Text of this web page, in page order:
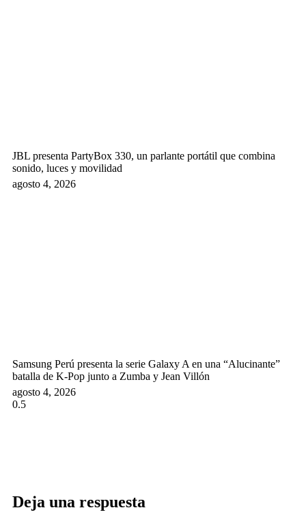
JBL presenta PartyBox 330, un parlante portátil que combina
sonido, luces y movilidad
agosto 4, 2026
Samsung Perú presenta la serie Galaxy A en una “Alucinante”
batalla de K-Pop junto a Zumba y Jean Villón
agosto 4, 2026
Deja una respuesta